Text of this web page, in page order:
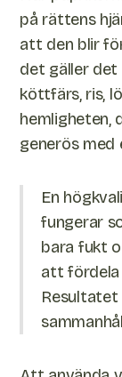
på rättens
att den blir
det gäller det
köttfärs, ris,
hemligheten,
generös med
En
fungerar
bara fukt
att fördela
Resultatet